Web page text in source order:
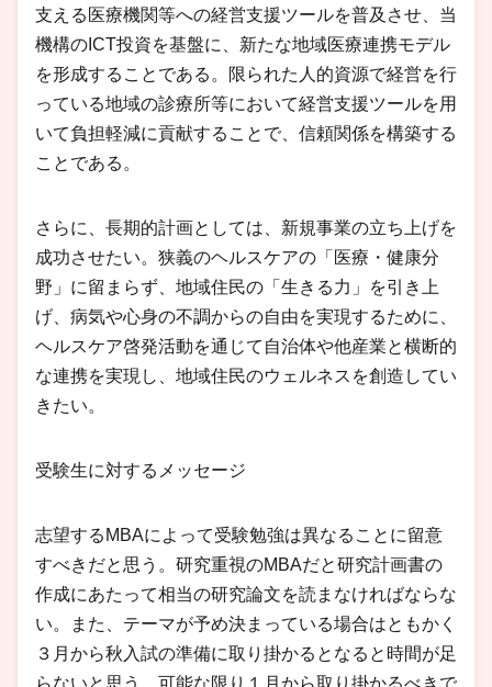
支える医療機関等への経営支援ツールを普及させ、当
機構のICT投資を基盤に、新たな地域医療連携モデル
を形成することである。限られた人的資源で経営を行
っている地域の診療所等において経営支援ツールを用
いて負担軽減に貢献することで、信頼関係を構築する
ことである。
さらに、長期的計画としては、新規事業の立ち上げを
成功させたい。狭義のヘルスケアの「医療・健康分
野」に留まらず、地域住民の「生きる力」を引き上
げ、病気や心身の不調からの自由を実現するために、
ヘルスケア啓発活動を通じて自治体や他産業と横断的
な連携を実現し、地域住民のウェルネスを創造してい
きたい。
受験生に対するメッセージ
志望するMBAによって受験勉強は異なることに留意
すべきだと思う。研究重視のMBAだと研究計画書の
作成にあたって相当の研究論文を読まなければならな
い。また、テーマが予め決まっている場合はともかく
３月から秋入試の準備に取り掛かるとなると時間が足